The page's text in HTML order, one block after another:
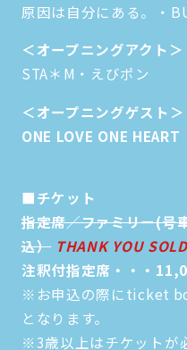
原因は自分にある。・
＜オープニングアクト＞
STA＊M・えびポン
＜オープニングゲスト＞
ONE LOVE ONE HEART
■チケット
指定席／ファミリー(号
込） THANK YOU
注釈付指定席・・・
※お申込の際にticket
となります。
※3歳以上はチケットが